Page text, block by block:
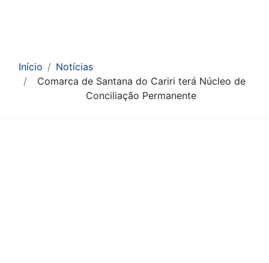
Início
Notícias
Comarca de Santana do Cariri terá Núcleo de
Conciliação Permanente